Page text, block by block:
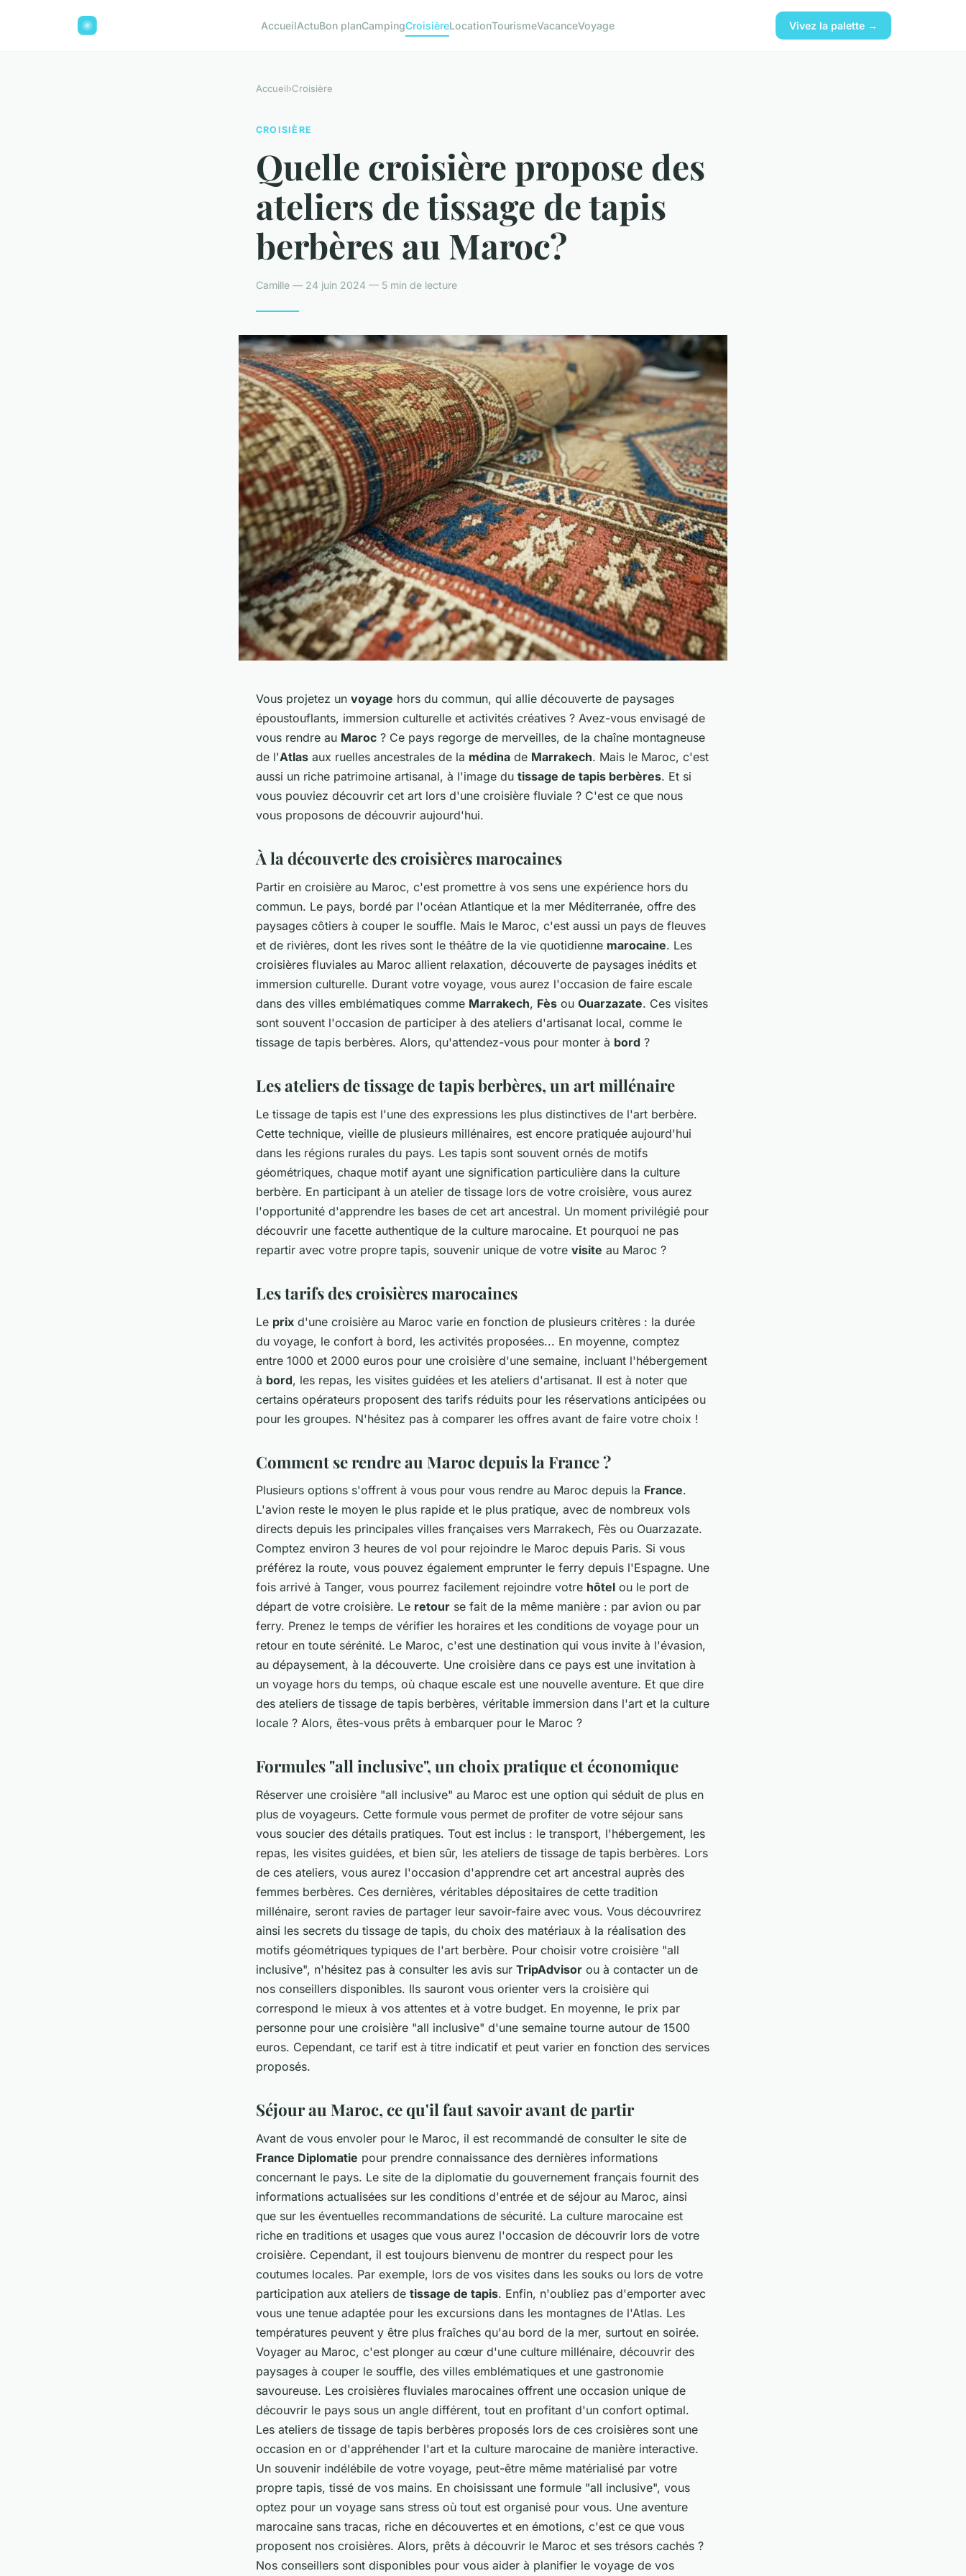
AccueilActuBon planCampingCroisièreLocationTourismeVacanceVoyage Vivez la palette →
Accueil›Croisière
CROISIÈRE
Quelle croisière propose des
ateliers de tissage de tapis
berbères au Maroc?
Camille — 24 juin 2024 — 5 min de lecture
Vous projetez un voyage hors du commun, qui allie découverte de paysages
époustouflants, immersion culturelle et activités créatives ? Avez-vous envisagé de
vous rendre au Maroc ? Ce pays regorge de merveilles, de la chaîne montagneuse
de l'Atlas aux ruelles ancestrales de la médina de Marrakech. Mais le Maroc, c'est
aussi un riche patrimoine artisanal, à l'image du tissage de tapis berbères. Et si
vous pouviez découvrir cet art lors d'une croisière fluviale ? C'est ce que nous
vous proposons de découvrir aujourd'hui.
À la découverte des croisières marocaines
Partir en croisière au Maroc, c'est promettre à vos sens une expérience hors du
commun. Le pays, bordé par l'océan Atlantique et la mer Méditerranée, offre des
paysages côtiers à couper le souffle. Mais le Maroc, c'est aussi un pays de fleuves
et de rivières, dont les rives sont le théâtre de la vie quotidienne marocaine. Les
croisières fluviales au Maroc allient relaxation, découverte de paysages inédits et
immersion culturelle. Durant votre voyage, vous aurez l'occasion de faire escale
dans des villes emblématiques comme Marrakech, Fès ou Ouarzazate. Ces visites
sont souvent l'occasion de participer à des ateliers d'artisanat local, comme le
tissage de tapis berbères. Alors, qu'attendez-vous pour monter à bord ?
Les ateliers de tissage de tapis berbères, un art millénaire
Le tissage de tapis est l'une des expressions les plus distinctives de l'art berbère.
Cette technique, vieille de plusieurs millénaires, est encore pratiquée aujourd'hui
dans les régions rurales du pays. Les tapis sont souvent ornés de motifs
géométriques, chaque motif ayant une signification particulière dans la culture
berbère. En participant à un atelier de tissage lors de votre croisière, vous aurez
l'opportunité d'apprendre les bases de cet art ancestral. Un moment privilégié pour
découvrir une facette authentique de la culture marocaine. Et pourquoi ne pas
repartir avec votre propre tapis, souvenir unique de votre visite au Maroc ?
Les tarifs des croisières marocaines
Le prix d'une croisière au Maroc varie en fonction de plusieurs critères : la durée
du voyage, le confort à bord, les activités proposées... En moyenne, comptez
entre 1000 et 2000 euros pour une croisière d'une semaine, incluant l'hébergement
à bord, les repas, les visites guidées et les ateliers d'artisanat. Il est à noter que
certains opérateurs proposent des tarifs réduits pour les réservations anticipées ou
pour les groupes. N'hésitez pas à comparer les offres avant de faire votre choix !
Comment se rendre au Maroc depuis la France ?
Plusieurs options s'offrent à vous pour vous rendre au Maroc depuis la France.
L'avion reste le moyen le plus rapide et le plus pratique, avec de nombreux vols
directs depuis les principales villes françaises vers Marrakech, Fès ou Ouarzazate.
Comptez environ 3 heures de vol pour rejoindre le Maroc depuis Paris. Si vous
préférez la route, vous pouvez également emprunter le ferry depuis l'Espagne. Une
fois arrivé à Tanger, vous pourrez facilement rejoindre votre hôtel ou le port de
départ de votre croisière. Le retour se fait de la même manière : par avion ou par
ferry. Prenez le temps de vérifier les horaires et les conditions de voyage pour un
retour en toute sérénité. Le Maroc, c'est une destination qui vous invite à l'évasion,
au dépaysement, à la découverte. Une croisière dans ce pays est une invitation à
un voyage hors du temps, où chaque escale est une nouvelle aventure. Et que dire
des ateliers de tissage de tapis berbères, véritable immersion dans l'art et la culture
locale ? Alors, êtes-vous prêts à embarquer pour le Maroc ?
Formules "all inclusive", un choix pratique et économique
Réserver une croisière "all inclusive" au Maroc est une option qui séduit de plus en
plus de voyageurs. Cette formule vous permet de profiter de votre séjour sans
vous soucier des détails pratiques. Tout est inclus : le transport, l'hébergement, les
repas, les visites guidées, et bien sûr, les ateliers de tissage de tapis berbères. Lors
de ces ateliers, vous aurez l'occasion d'apprendre cet art ancestral auprès des
femmes berbères. Ces dernières, véritables dépositaires de cette tradition
millénaire, seront ravies de partager leur savoir-faire avec vous. Vous découvrirez
ainsi les secrets du tissage de tapis, du choix des matériaux à la réalisation des
motifs géométriques typiques de l'art berbère. Pour choisir votre croisière "all
inclusive", n'hésitez pas à consulter les avis sur TripAdvisor ou à contacter un de
nos conseillers disponibles. Ils sauront vous orienter vers la croisière qui
correspond le mieux à vos attentes et à votre budget. En moyenne, le prix par
personne pour une croisière "all inclusive" d'une semaine tourne autour de 1500
euros. Cependant, ce tarif est à titre indicatif et peut varier en fonction des services
proposés.
Séjour au Maroc, ce qu'il faut savoir avant de partir
Avant de vous envoler pour le Maroc, il est recommandé de consulter le site de
France Diplomatie pour prendre connaissance des dernières informations
concernant le pays. Le site de la diplomatie du gouvernement français fournit des
informations actualisées sur les conditions d'entrée et de séjour au Maroc, ainsi
que sur les éventuelles recommandations de sécurité. La culture marocaine est
riche en traditions et usages que vous aurez l'occasion de découvrir lors de votre
croisière. Cependant, il est toujours bienvenu de montrer du respect pour les
coutumes locales. Par exemple, lors de vos visites dans les souks ou lors de votre
participation aux ateliers de tissage de tapis. Enfin, n'oubliez pas d'emporter avec
vous une tenue adaptée pour les excursions dans les montagnes de l'Atlas. Les
températures peuvent y être plus fraîches qu'au bord de la mer, surtout en soirée.
Voyager au Maroc, c'est plonger au cœur d'une culture millénaire, découvrir des
paysages à couper le souffle, des villes emblématiques et une gastronomie
savoureuse. Les croisières fluviales marocaines offrent une occasion unique de
découvrir le pays sous un angle différent, tout en profitant d'un confort optimal.
Les ateliers de tissage de tapis berbères proposés lors de ces croisières sont une
occasion en or d'appréhender l'art et la culture marocaine de manière interactive.
Un souvenir indélébile de votre voyage, peut-être même matérialisé par votre
propre tapis, tissé de vos mains. En choisissant une formule "all inclusive", vous
optez pour un voyage sans stress où tout est organisé pour vous. Une aventure
marocaine sans tracas, riche en découvertes et en émotions, c'est ce que vous
proposent nos croisières. Alors, prêts à découvrir le Maroc et ses trésors cachés ?
Nos conseillers sont disponibles pour vous aider à planifier le voyage de vos